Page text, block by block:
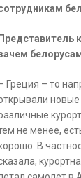
Представитель
Греция – то
новые
не менее,
В